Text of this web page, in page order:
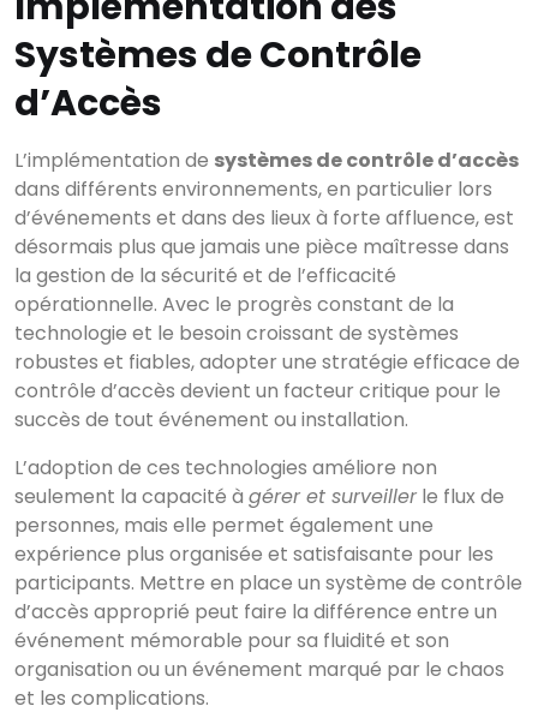
Commencez à écrire
pour voir les résultats.
Voir tous les
résultats
Systèmes de Contrôle
d’Accès
L’implémentation de systèmes de contrôle d’accès
dans différents environnements, en particulier lors
d’événements et dans des lieux à forte affluence, est
désormais plus que jamais une pièce maîtresse dans
la gestion de la sécurité et de l’efficacité
opérationnelle. Avec le progrès constant de la
technologie et le besoin croissant de systèmes
robustes et fiables, adopter une stratégie efficace de
contrôle d’accès devient un facteur critique pour le
succès de tout événement ou installation.
L’adoption de ces technologies améliore non
seulement la capacité à gérer et surveiller le flux de
personnes, mais elle permet également une
expérience plus organisée et satisfaisante pour les
participants. Mettre en place un système de contrôle
d’accès approprié peut faire la différence entre un
événement mémorable pour sa fluidité et son
organisation ou un événement marqué par le chaos
et les complications.